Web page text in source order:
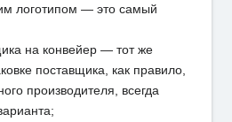
логотипом — это самый
на конвейер — тот же
поставщика, как правило,
производителя, всегда